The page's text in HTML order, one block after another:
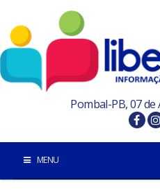
Pombal-PB, 07
MENU